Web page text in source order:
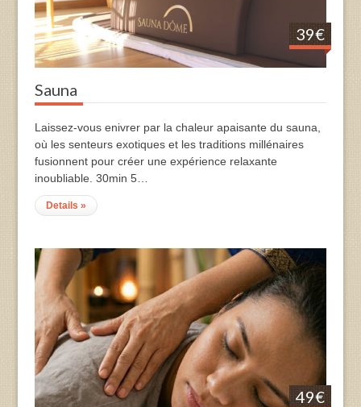
39€
Sauna
Laissez-vous enivrer par la chaleur apaisante du sauna,
où les senteurs exotiques et les traditions millénaires
fusionnent pour créer une expérience relaxante
inoubliable. 30min 5…
Details »
49€